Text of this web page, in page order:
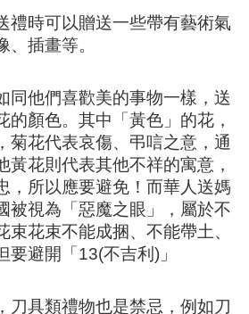
禮時可以贈送一些帶有藝術氣
、插畫等。
同他們喜歡美的事物一樣，送
的顏色。其中「黃色」的花，
菊花代表哀傷、弔唁之意，通
黃花則代表其他不祥的寓意，
，所以應要避免！而華人送媽
被視為「惡魔之眼」，屬於不
束花束​​不能成捆、不能帶土、
要避開「13(不吉利)」
刀具類禮物也是禁忌，例如刀